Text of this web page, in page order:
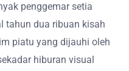
penggemar setia
tahun dua ribuan kisah
piatu yang dijauhi oleh
hiburan visual